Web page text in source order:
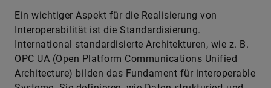
Ein wichtiger Aspekt für die Realisierung von
Interoperabilität ist die Standardisierung.
International standardisierte Architekturen, wie z. B.
OPC UA (Open Platform Communications Unified
Architecture) bilden das Fundament für interoperable